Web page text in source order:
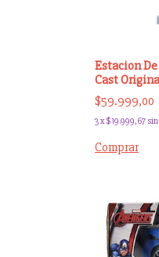
Estacion
Cast
$59.999,00
3x$19.999,67
Comprar